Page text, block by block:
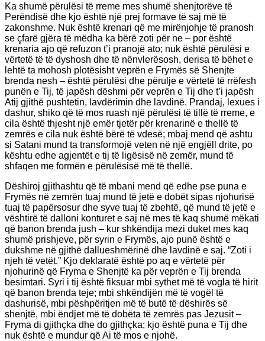
Ka shumë përulësi të rreme mes shumë shenjtorëve të
Perëndisë dhe kjo është një prej formave të saj më të
zakonshme. Nuk është krenari që me mirënjohje të pranosh
se çfarë gjëra të mëdha ka bërë zoti për ne – por është
krenaria ajo që refuzon t’i pranojë ato; nuk është përulësi e
vërtetë të të dyshosh dhe të nënvlerësosh, derisa të bëhet e
lehtë ta mohosh plotësisht veprën e Frymës së Shenjte
brenda nesh – është përulësi dhe përulje e vërtetë të rrëfesh
punën e Tij, të japësh dëshmi për veprën e Tij dhe t’i japësh
Atij gjithë pushtetin, lavdërimin dhe lavdinë. Prandaj, lexues i
dashur, shiko që të mos ruash një përulësi të tillë të rreme, e
cila është thjesht një emër tjetër për krenarinë e thellë të
zemrës e cila nuk është bërë të vdesë; mbaj mend që ashtu
si Satani mund ta transformojë veten në një engjëll drite, po
kështu edhe agjentët e tij të ligësisë në zemër, mund të
shfaqen me formën e përulësisë më të thellë.
Dëshiroj gjithashtu që të mbani mend që edhe pse puna e
Frymës në zemrën tuaj mund të jetë e dobët sipas njohurisë
tuaj të papërsosur dhe syve tuaj të zbehtë, që mund të jetë e
vështirë të dalloni konturet e saj në mes të kaq shumë mëkati
që banon brenda jush – kur shkëndija mezi duket mes kaq
shumë prishjeve, për syrin e Frymës, ajo punë është e
dukshme në gjithë dallueshmërinë dhe lavdinë e saj. “Zoti i
njeh të vetët.” Kjo deklaratë është po aq e vërtetë për
njohurinë që Fryma e Shenjtë ka për veprën e Tij brenda
besimtari. Syri i tij është fiksuar mbi sythet më të vogla të hirit
që banon brenda teje; mbi shkëndijën më të vogël të
dashurisë, mbi pëshpëritjen më të butë të dëshirës së
shenjtë, mbi ëndjet më të dobëta të zemrës pas Jezusit –
Fryma di gjithçka dhe do gjithçka; kjo është puna e Tij dhe
nuk është e mundur që Ai të mos e njohë.